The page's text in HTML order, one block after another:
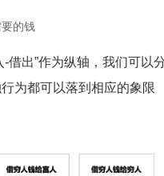
的钱
-借出”作为纵轴，我们可以
为都可以落到相应的象限